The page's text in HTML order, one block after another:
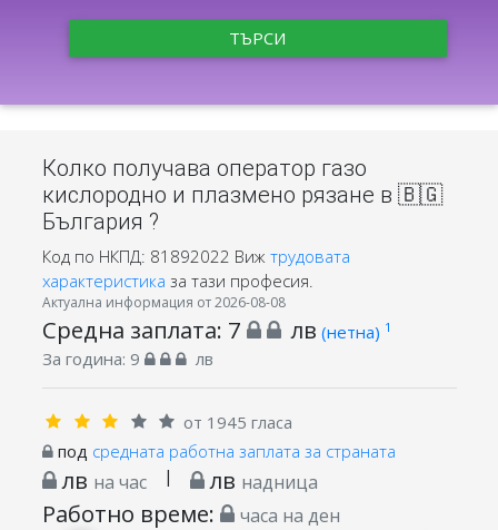
ТЪРСИ
Колко получава оператор газо
кислородно и плазмено рязане в 🇧🇬
България ?
Код по НКПД: 81892022 Виж трудовата
характеристика за тази професия.
Актуална информация от 2026-08-08
Средна заплата: 7 лв (нетна) 1
За година: 9 лв
от 1945 гласа
под средната работна заплата за страната
лв на час | лв надница
Работно време: часа на ден